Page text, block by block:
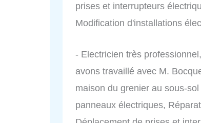
prises et interrupteurs
Modification d'installations
- Electricien très
avons travaillé avec M.
maison du grenier au sous-
panneaux électriques,